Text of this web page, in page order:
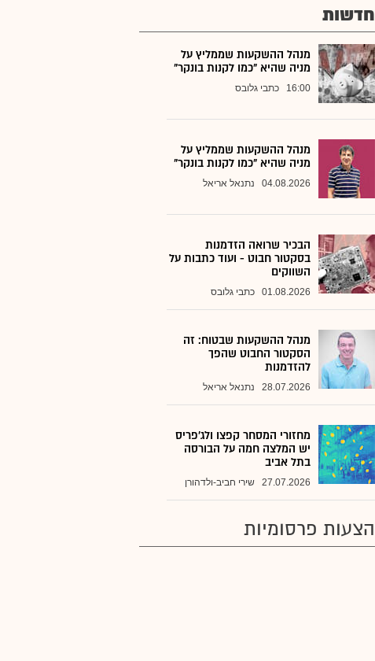
חדשות
מנהל ההשקעות שממליץ על
מניה שהיא "כמו לקנות בונקר"
16:00 כתבי גלובס
מנהל ההשקעות שממליץ על
מניה שהיא "כמו לקנות בונקר"
04.08.2026 נתנאל אריאל
הבכיר שרואה הזדמנות
בסקטור חבוט - ועוד כתבות על
השווקים
01.08.2026 כתבי גלובס
מנהל ההשקעות שבטוח: זה
הסקטור החבוט שהפך
להזדמנות
28.07.2026 נתנאל אריאל
מחזורי המסחר קפצו ולג'פריס
יש המלצה חמה על הבורסה
בתל אביב
27.07.2026 שירי חביב-ולדהורן
הצעות פרסומיות